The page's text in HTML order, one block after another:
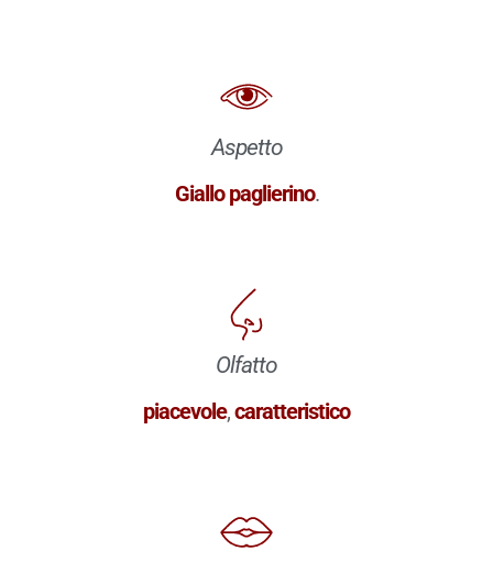
Aspetto
Giallo paglierino.
Olfatto
piacevole,caratteristico